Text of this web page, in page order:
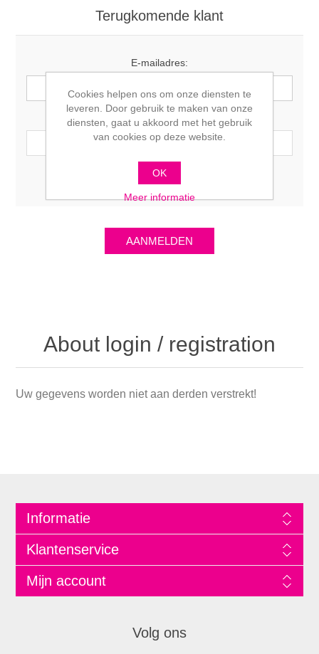
Terugkomende klant
E-mailadres:
Wachtwoord:
Wachtwoord vergeten?
About login / registration
Uw gegevens worden niet aan derden verstrekt!
Informatie
Klantenservice
Mijn account
Volg ons
Cookies helpen ons om onze diensten te
leveren. Door gebruik te maken van onze
diensten, gaat u akkoord met het gebruik
van cookies op deze website.
OK
Meer informatie